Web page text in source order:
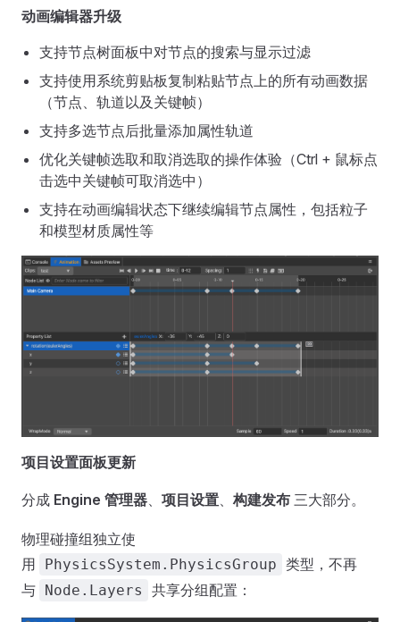
动画编辑器升级
支持节点树面板中对节点的搜索与显示过滤
支持使用系统剪贴板复制粘贴节点上的所有动画数据
（节点、轨道以及关键帧）
支持多选节点后批量添加属性轨道
优化关键帧选取和取消选取的操作体验（Ctrl + 鼠标点
击选中关键帧可取消选中）
支持在动画编辑状态下继续编辑节点属性，包括粒子
和模型材质属性等
项目设置面板更新
分成 Engine 管理器、 项目设置、 构建发布 三大部分。
物理碰撞组独立使
用
PhysicsSystem.PhysicsGroup 类型，不再
与
Node.Layers 共享分组配置：